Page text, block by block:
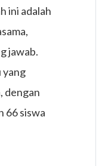
ini adalah
jawab.
yang
dengan
66 siswa